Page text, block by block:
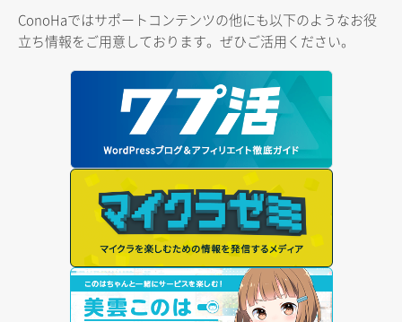
ConoHaではサポートコンテンツの他にも以下のようなお役
立ち情報をご用意しております。ぜひご活用ください。